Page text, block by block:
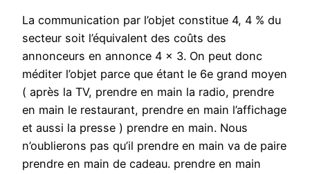
La communication par l’objet constitue 4, 4 % du
secteur soit l’équivalent des coûts des
annonceurs en annonce 4 x 3. On peut donc
méditer l’objet parce que étant le 6e grand moyen
( après la TV, prendre en main la radio, prendre
en main le restaurant, prendre en main l’affichage
et aussi la presse ) prendre en main. Nous
n’oublierons pas qu’il prendre en main va de paire
prendre en main de cadeau. prendre en main